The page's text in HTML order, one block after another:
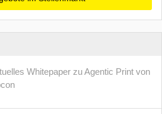
Whitepaper zu Agentic Print von